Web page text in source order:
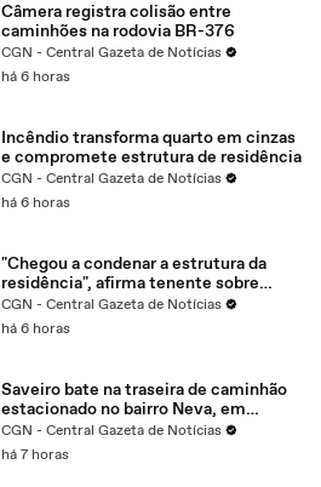
Câmera registra colisão entre
caminhões na rodovia BR-376
CGN - Central Gazeta de Notícias
há 6 horas
Incêndio transforma quarto em cinzas
e compromete estrutura de residência
CGN - Central Gazeta de Notícias
há 6 horas
"Chegou a condenar a estrutura da
residência", afirma tenente sobre
incêndio em Cascavel
CGN - Central Gazeta de Notícias
há 6 horas
Saveiro bate na traseira de caminhão
estacionado no bairro Neva, em
Cascavel
CGN - Central Gazeta de Notícias
há 7 horas